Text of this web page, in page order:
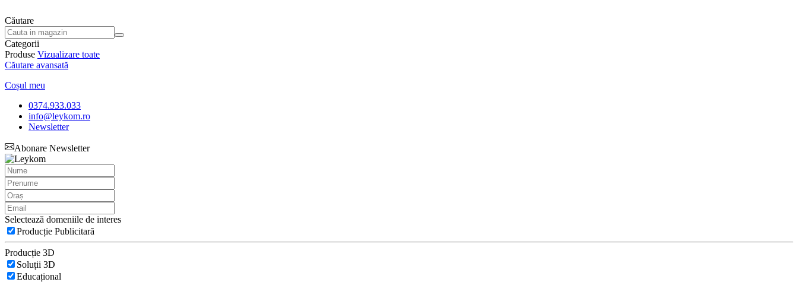
Căutare
Categorii
Produse Vizualizare toate
Căutare avansată
Coșul meu
0374.933.033
info@leykom.ro
Newsletter
Abonare Newsletter
Selectează domeniile de interes
Producție Publicitară
Producție 3D
Soluții 3D
Educațional